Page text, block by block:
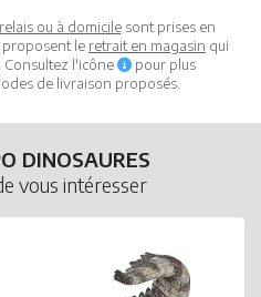
ou à domicilesont prises en
proposent le retrait en magasin qui
Consultez l'icône
pour plus
de livraison proposés.
DINOSAURES
vous intéresser